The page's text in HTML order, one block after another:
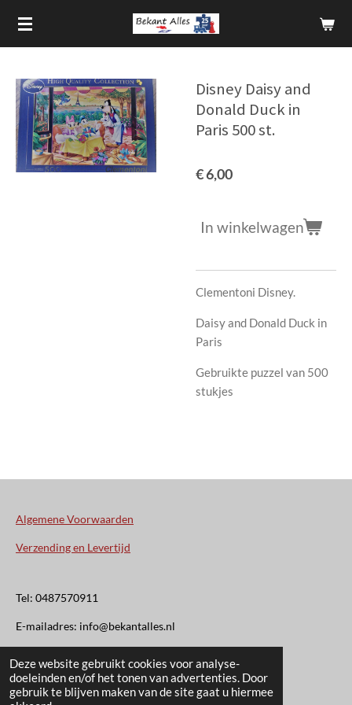
Deze website gebruikt cookies voor analyse-
doeleinden en/of het tonen van advertenties. Door
gebruik te blijven maken van de site gaat u hiermee
Ga
direct
hoofdinhoud
Disney Daisy and
Donald Duck in
Paris 500 st.
€ 6,00
In winkelwagen
Clementoni Disney.
Daisy and Donald Duck in
Paris
Gebruikte puzzel van 500
stukjes
Algemene Voorwaarden
Verzending en Levertijd
Tel: 0487570911
E-mailadres: info@bekantalles.nl
Rooysestraat 4